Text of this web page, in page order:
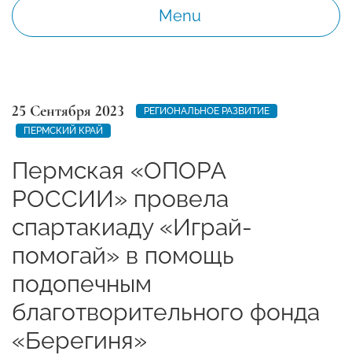
Menu
25 Сентября 2023
РЕГИОНАЛЬНОЕ РАЗВИТИЕ
ПЕРМСКИЙ КРАЙ
Пермская «ОПОРА
РОССИИ» провела
спартакиаду «Играй-
помогай» в помощь
подопечным
благотворительного фонда
«Берегиня»